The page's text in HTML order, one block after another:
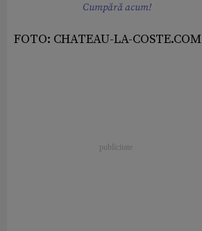
Cumpără acum!
FOTO: CHATEAU-LA-COSTE.COM